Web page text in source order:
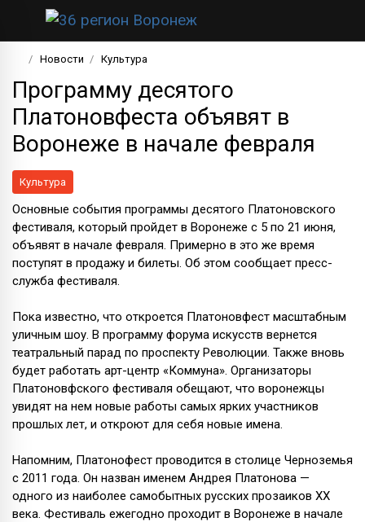
Новости Культура
Программу десятого
Платоновфеста объявят в
Воронеже в начале февраля
Культура
Основные события программы десятого Платоновского
фестиваля, который пройдет в Воронеже с 5 по 21 июня,
объявят в начале февраля. Примерно в это же время
поступят в продажу и билеты. Об этом сообщает пресс-
служба фестиваля.
Пока известно, что откроется Платоновфест масштабным
уличным шоу. В программу форума искусств вернется
театральный парад по проспекту Революции. Также вновь
будет работать арт-центр «Коммуна». Организаторы
Платоновфского фестиваля обещают, что воронежцы
увидят на нем новые работы самых ярких участников
прошлых лет, и откроют для себя новые имена.
Напомним, Платонофест проводится в столице Черноземья
с 2011 года. Он назван именем Андрея Платонова —
одного из наиболее самобытных русских прозаиков ХХ
века. Фестиваль ежегодно проходит в Воронеже в начале